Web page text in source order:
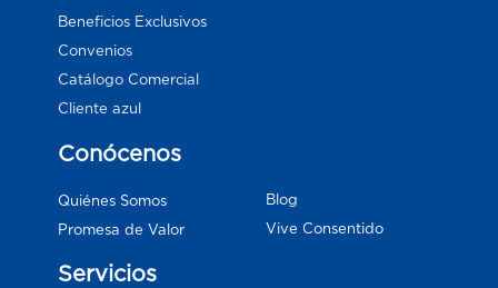
Beneficios Exclusivos
Convenios
Catálogo Comercial
Cliente azul
Conócenos
Quiénes Somos
Promesa de Valor
Blog
Vive Consentido
Servicios